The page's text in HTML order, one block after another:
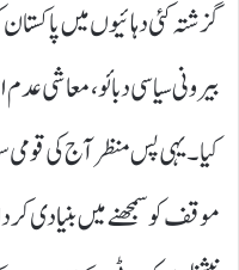
گزشتہ کئی دہائیوں میں
بیرونی سیاسی دبائو، معاشی
کیا۔ یہی پس منظر آج کی
موقف کو سمجھنے میں بنیادی